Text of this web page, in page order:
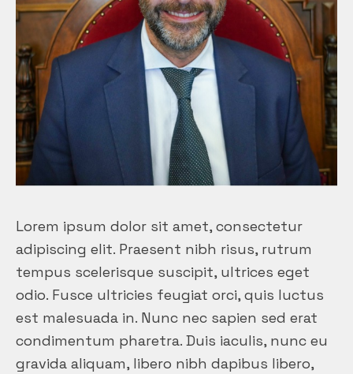
Lorem ipsum dolor sit amet, consectetur
adipiscing elit. Praesent nibh risus, rutrum
tempus scelerisque suscipit, ultrices eget
odio. Fusce ultricies feugiat orci, quis luctus
est malesuada in. Nunc nec sapien sed erat
condimentum pharetra. Duis iaculis, nunc eu
gravida aliquam, libero nibh dapibus libero,